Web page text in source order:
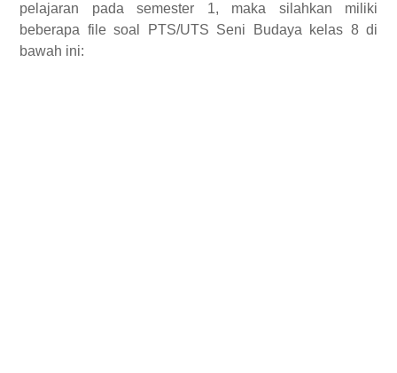
pelajaran pada semester 1, maka silahkan miliki
beberapa file soal PTS/UTS Seni Budaya kelas 8 di
bawah ini: